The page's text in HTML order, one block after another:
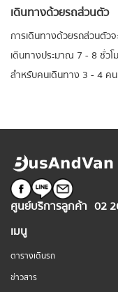
เดินทางด้วยรถส่วนตัว
การเดินทางด้วยรถส่วนตัวจ
เดินทางประมาณ 7 - 8 ชั่วโ
สำหรับคนเดินทาง 3 - 4 คน
ศูนย์บริการลูกค้า 02
เมนู
ตารางเดินรถ
ข่าวสาร